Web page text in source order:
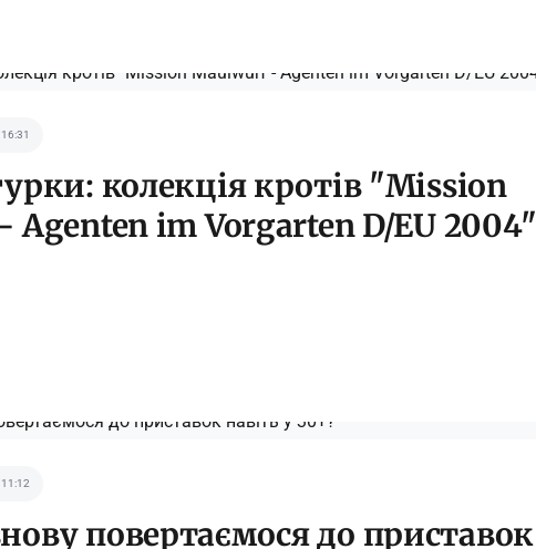
колекція кротів "Mission
im Vorgarten D/EU 2004"
повертаємося до приставок